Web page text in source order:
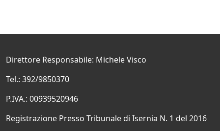
Direttore Responsabile: Michele Visco
Tel.: 392/9850370
P.IVA.: 00939520946
Registrazione Presso Tribunale di Isernia N. 1 del 2016